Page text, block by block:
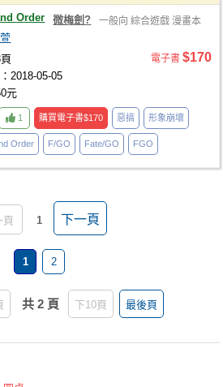
Order 微梅劍? 一般向 綜合遊戲 漫畫本
2018-05-05
元
電子書 $170
1 購買電子書$170 惡搞 形象崩壞
Order F/GO Fate/GO FGO
頁 1 下一頁
1 2
共 2 頁 下10頁 最後頁